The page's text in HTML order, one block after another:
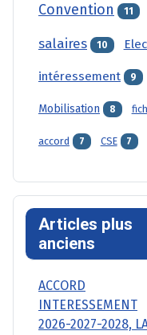
Convention 11
salaires 10
intéressement 9
Mobilisation 8
accord 7 CSE 7
Articles plus
anciens
ACCORD
INTERESSEMENT
2026-2027-2028,